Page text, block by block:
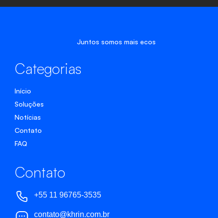
Juntos somos mais ecos
Categorias
Início
Soluções
Notícias
Contato
FAQ
Contato
+55 11 96765-3535
contato@khrin.com.br